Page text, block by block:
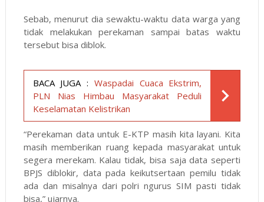
Sebab, menurut dia sewaktu-waktu data warga yang
tidak melakukan perekaman sampai batas waktu
tersebut bisa diblok.
BACA JUGA : Waspadai Cuaca Ekstrim,
PLN Nias Himbau Masyarakat Peduli
Keselamatan Kelistrikan
“Perekaman data untuk E-KTP masih kita layani. Kita
masih memberikan ruang kepada masyarakat untuk
segera merekam. Kalau tidak, bisa saja data seperti
BPJS diblokir, data pada keikutsertaan pemilu tidak
ada dan misalnya dari polri ngurus SIM pasti tidak
bisa,” ujarnya.